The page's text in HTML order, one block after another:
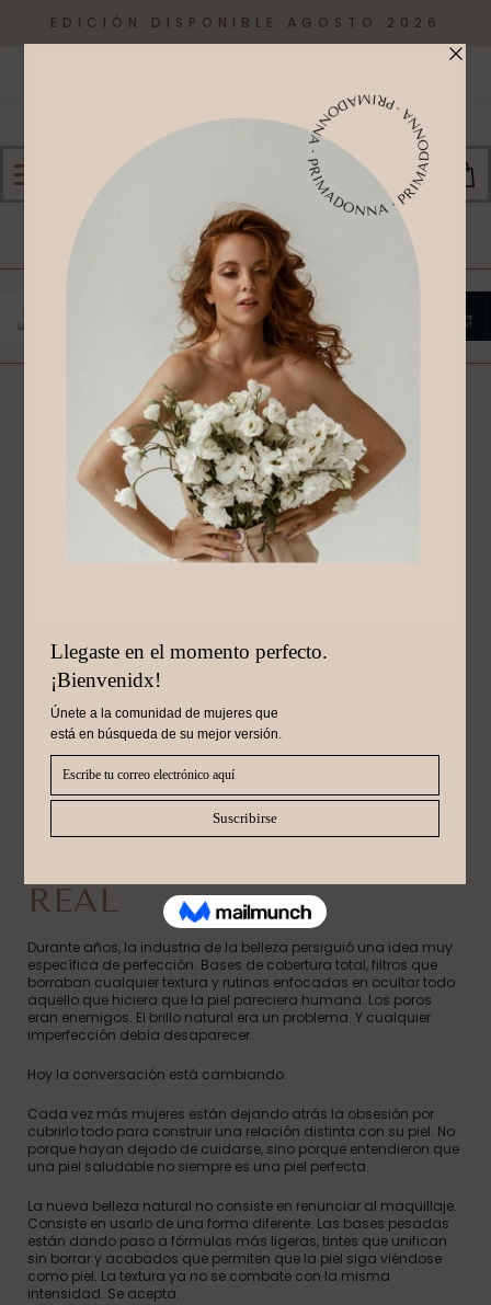
EDICIÓN DISPONIBLE AGOSTO 2026
Junio 11, 2026
LA NUEVA BELLEZA
NATURAL: MENOS
REAL
Durante años, la industria de la belleza persiguió una idea muy
específica de perfección. Bases de cobertura total, filtros que
borraban cualquier textura y rutinas enfocadas en ocultar todo
aquello que hiciera que la piel pareciera humana. Los poros
eran enemigos. El brillo natural era un problema. Y cualquier
imperfección debía desaparecer.
Hoy la conversación está cambiando.
Cada vez más mujeres están dejando atrás la obsesión por
cubrirlo todo para construir una relación distinta con su piel. No
porque hayan dejado de cuidarse, sino porque entendieron que
una piel saludable no siempre es una piel perfecta.
La nueva belleza natural no consiste en renunciar al maquillaje.
Consiste en usarlo de una forma diferente. Las bases pesadas
están dando paso a fórmulas más ligeras, tintes que unifican
sin borrar y acabados que permiten que la piel siga viéndose
como piel. La textura ya no se combate con la misma
intensidad. Se acepta.